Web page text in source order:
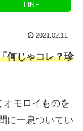
LINE
2021.02.11
何じゃコレ？珍
オモロイものを
に一息ついてい